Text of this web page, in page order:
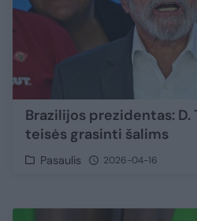
Brazilijos prezidentas:
teisės grasinti šalims
Pasaulis 2026-04-16